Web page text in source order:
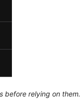
before relying on them.